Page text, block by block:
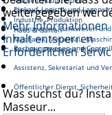
Gastronomie, Tourismus
Haus & Garten
Soziales, Pädagogik, Bildung
Industrie, Produktion
Mechanik, Metallbau,
Einkauf, Logistik und
Finanzwesen, Bankwesen
Rechnungswesen und
Assistenz, Sekretariat und
Öffentlicher Dienst,
weitergegeben
Mehr Informationen
Inhalt entsperren
Erforderlichen
Was suchst du?
Masseur...